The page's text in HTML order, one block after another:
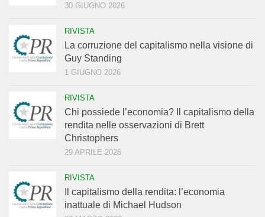
30 GIUGNO 2026
RIVISTA
La corruzione del capitalismo nella visione di
Guy Standing
1 GIUGNO 2026
RIVISTA
Chi possiede l’economia? Il capitalismo della
rendita nelle osservazioni di Brett
Christophers
29 APRILE 2026
RIVISTA
Il capitalismo della rendita: l’economia
inattuale di Michael Hudson